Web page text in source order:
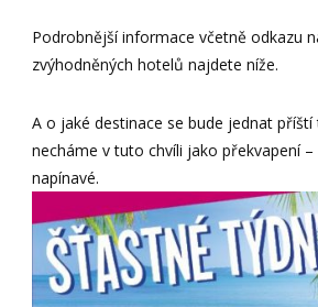
Podrobnější informace včetně odkazu
zvýhodněných hotelů najdete níže.
A o jaké destinace se bude jednat příští
necháme v tuto chvíli jako překvapení
napínavé.